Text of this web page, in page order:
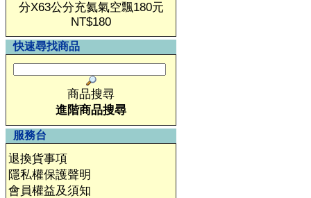
分X63公分充氦氣空飄180元
NT$180
快速尋找商品
商品搜尋
進階商品搜尋
服務台
退換貨事項
隱私權保護聲明
會員權益及須知